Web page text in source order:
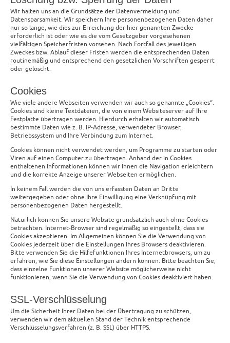
Wir halten uns an die Grundsätze der Datenvermeidung und
Datensparsamkeit. Wir speichern Ihre personenbezogenen Daten daher
nur so lange, wie dies zur Erreichung der hier genannten Zwecke
erforderlich ist oder wie es die vom Gesetzgeber vorgesehenen
vielfältigen Speicherfristen vorsehen. Nach Fortfall des jeweiligen
Zweckes bzw. Ablauf dieser Fristen werden die entsprechenden Daten
routinemäßig und entsprechend den gesetzlichen Vorschriften gesperrt
oder gelöscht.
Cookies
Wie viele andere Webseiten verwenden wir auch so genannte „Cookies“.
Cookies sind kleine Textdateien, die von einem Websiteserver auf Ihre
Festplatte übertragen werden. Hierdurch erhalten wir automatisch
bestimmte Daten wie z. B. IP-Adresse, verwendeter Browser,
Betriebssystem und Ihre Verbindung zum Internet.
Cookies können nicht verwendet werden, um Programme zu starten oder
Viren auf einen Computer zu übertragen. Anhand der in Cookies
enthaltenen Informationen können wir Ihnen die Navigation erleichtern
und die korrekte Anzeige unserer Webseiten ermöglichen.
In keinem Fall werden die von uns erfassten Daten an Dritte
weitergegeben oder ohne Ihre Einwilligung eine Verknüpfung mit
personenbezogenen Daten hergestellt.
Natürlich können Sie unsere Website grundsätzlich auch ohne Cookies
betrachten. Internet-Browser sind regelmäßig so eingestellt, dass sie
Cookies akzeptieren. Im Allgemeinen können Sie die Verwendung von
Cookies jederzeit über die Einstellungen Ihres Browsers deaktivieren.
Bitte verwenden Sie die Hilfefunktionen Ihres Internetbrowsers, um zu
erfahren, wie Sie diese Einstellungen ändern können. Bitte beachten Sie,
dass einzelne Funktionen unserer Website möglicherweise nicht
funktionieren, wenn Sie die Verwendung von Cookies deaktiviert haben.
SSL-Verschlüsselung
Um die Sicherheit Ihrer Daten bei der Übertragung zu schützen,
verwenden wir dem aktuellen Stand der Technik entsprechende
Verschlüsselungsverfahren (z. B. SSL) über HTTPS.